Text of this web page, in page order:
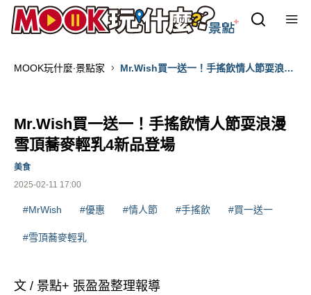
MOOK玩什麼‧景點家
Mr.Wish買一送一！手搖飲情人節耍浪漫
Mr.Wish買一送一！手搖飲情人節耍浪漫
雪頂蕎麥輕乳4新品登場
2025-02-11 17:00
美食
#MrWish #優惠 #情人節 #手搖飲 #買一送一
#雪頂蕎麥輕乳
文 / 景點+ 張盈盈整理報導